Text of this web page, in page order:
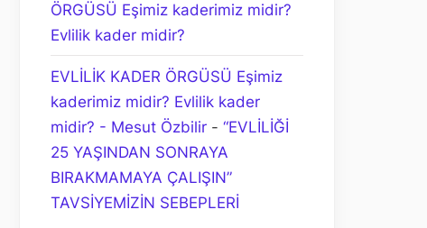
ÖRGÜSÜ Eşimiz kaderimiz midir?
Evlilik kader midir?
EVLİLİK KADER ÖRGÜSÜ Eşimiz
kaderimiz midir? Evlilik kader
midir? - Mesut Özbilir - “EVLİLİĞİ
25 YAŞINDAN SONRAYA
BIRAKMAMAYA ÇALIŞIN”
TAVSİYEMİZİN SEBEPLERİ